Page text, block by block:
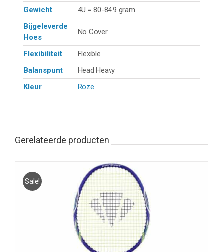
Gewicht
4U = 80-84.9 gram
Bijgeleverde
Hoes
No Cover
Flexibiliteit
Flexible
Balanspunt
Head Heavy
Kleur
Roze
Gerelateerde producten
Sale!